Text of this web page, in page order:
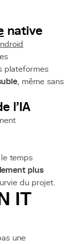
native
plateformes
, même sans
l’IA
temps
plus
du projet.
IT
une